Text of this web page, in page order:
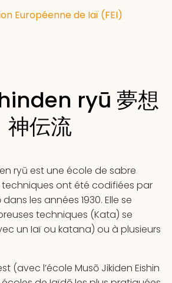
Européenne de Iaï (FEI)
ryū 夢想
神伝流
ryū est une école de sabre
ont été codifiées par
les années 1930. Elle se
techniques (Kata) se
un Iaï ou katana) ou à plusieurs
(avec l’école Musō Jikiden Eishin